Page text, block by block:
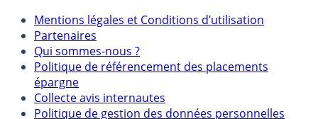
Mentions légales et Conditions d’utilisation
Partenaires
Qui sommes-nous ?
Politique de référencement des placements
épargne
Collecte avis internautes
Politique de gestion des données personnelles